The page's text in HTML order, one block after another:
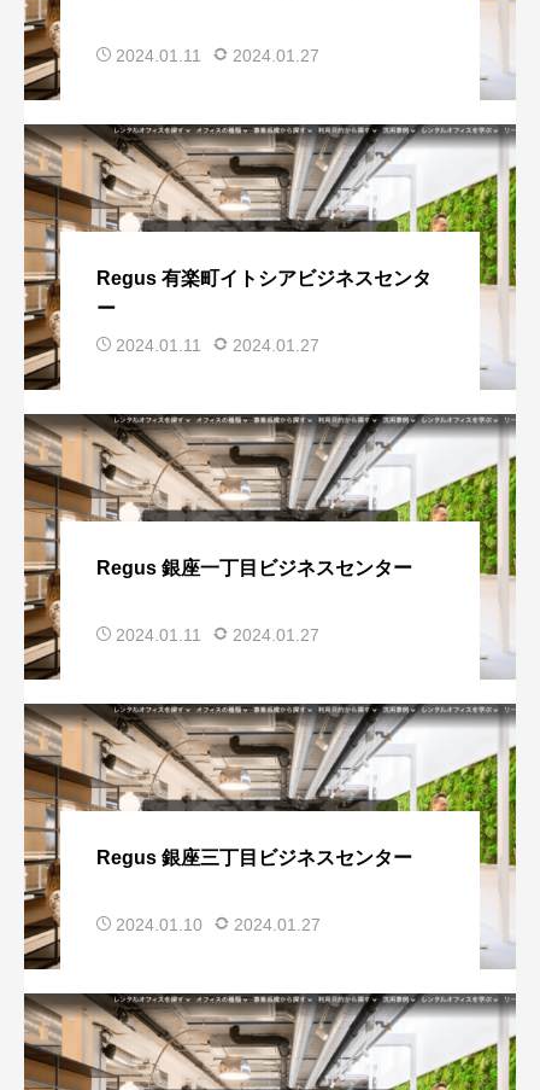
2024.01.11 2024.01.27
Regus 有楽町イトシアビジネスセンタ
ー
2024.01.11 2024.01.27
Regus 銀座一丁目ビジネスセンター
2024.01.11 2024.01.27
Regus 銀座三丁目ビジネスセンター
2024.01.10 2024.01.27